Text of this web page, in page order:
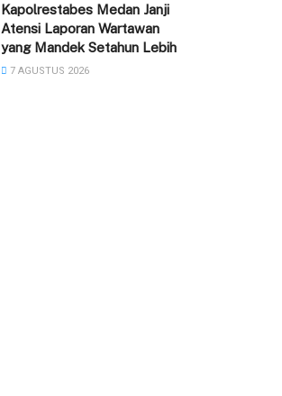
Kapolrestabes Medan Janji
Atensi Laporan Wartawan
yang Mandek Setahun Lebih
7 AGUSTUS 2026